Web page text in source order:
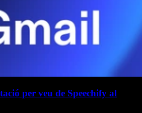
per veu de Speechify al